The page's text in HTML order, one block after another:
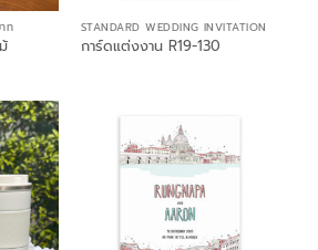
ท STANDARD WEDDING INVITATION
การ์ดแต่งงาน R19-130